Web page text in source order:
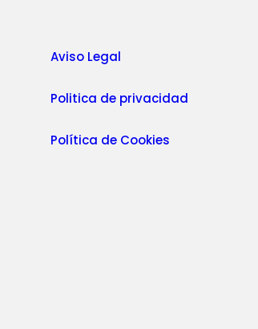
Aviso Legal
Politica de privacidad
Política de Cookies